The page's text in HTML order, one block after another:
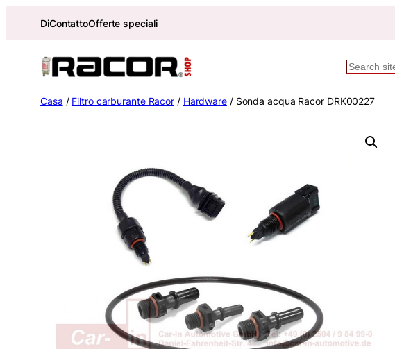
DiContattoOfferte speciali
Ricerca
Casa / Filtro carburante Racor / Hardware/ Sonda acqua Racor DRK00227